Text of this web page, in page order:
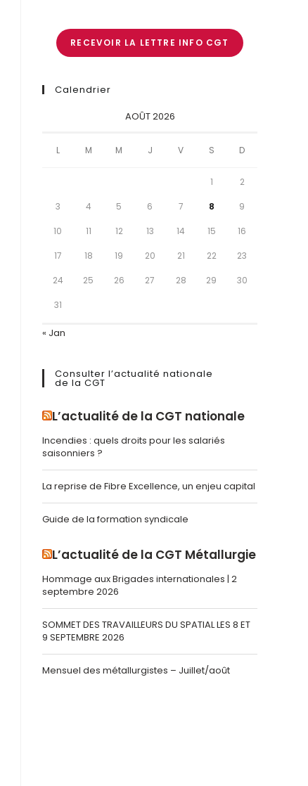
RECEVOIR LA LETTRE INFO CGT
Calendrier
AOÛT 2026
L M M J V S D
1 2
3 4 5 6 7 8 9
10 11 12 13 14 15 16
17 18 19 20 21 22 23
24 25 26 27 28 29 30
31
« Jan
Consulter l’actualité nationale
de la CGT
L’actualité de la CGT nationale
Incendies : quels droits pour les salariés
saisonniers ?
La reprise de Fibre Excellence, un enjeu capital
Guide de la formation syndicale
L’actualité de la CGT Métallurgie
Hommage aux Brigades internationales | 2
septembre 2026
SOMMET DES TRAVAILLEURS DU SPATIAL LES 8 ET
9 SEPTEMBRE 2026
Mensuel des métallurgistes – Juillet/août